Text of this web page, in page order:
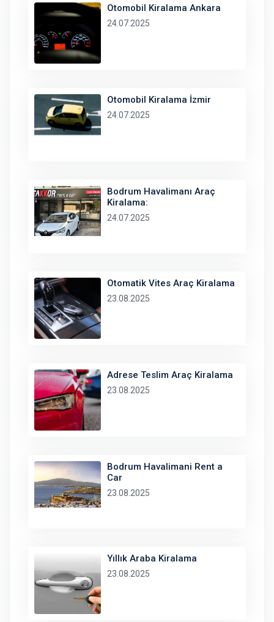
Otomobil Kiralama Ankara
24.07.2025
Otomobil Kiralama İzmir
24.07.2025
Bodrum Havalimanı Araç
Kiralama:
24.07.2025
Otomatik Vites Araç Kiralama
23.08.2025
Adrese Teslim Araç Kiralama
23.08.2025
Bodrum Havalimani Rent a
Car
23.08.2025
Yıllık Araba Kiralama
23.08.2025